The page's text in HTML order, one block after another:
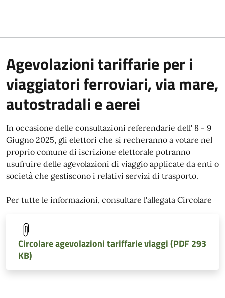
Agevolazioni tariffarie per i
viaggiatori ferroviari, via mare,
autostradali e aerei
In occasione delle consultazioni referendarie dell' 8 - 9
Giugno 2025, gli elettori che si recheranno a votare nel
proprio comune di iscrizione elettorale potranno
usufruire delle agevolazioni di viaggio applicate da enti o
società che gestiscono i relativi servizi di trasporto.
Per tutte le informazioni, consultare l'allegata Circolare
Circolare agevolazioni tariffarie viaggi (PDF 293
KB)